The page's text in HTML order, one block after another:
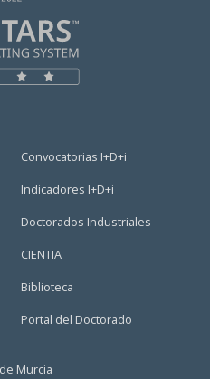
Convocatorias I+D+i
Indicadores I+D+i
Doctorados Industriales
CIENTIA
Biblioteca
Portal del Doctorado
Murcia